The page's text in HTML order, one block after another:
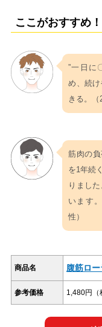
ここがおすすめ！
”一日に
め、続
きる。（
筋肉の
を1年続
りまし
います
性）
商品名 腹筋ロ
参考価格 1,480円（